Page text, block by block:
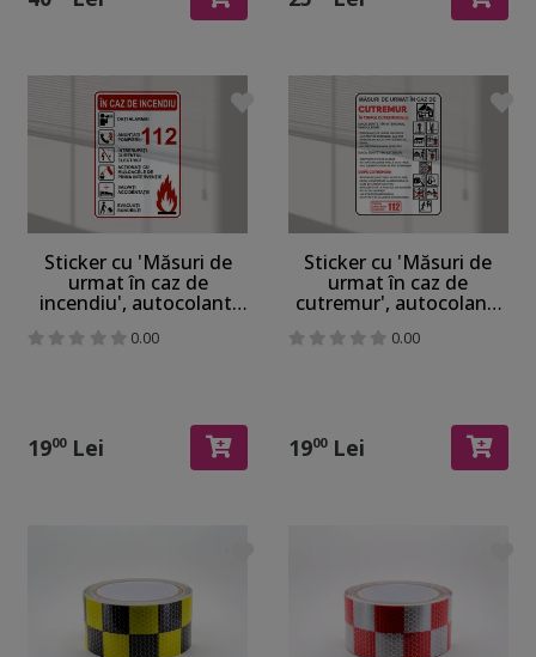
Sticker cu 'Măsuri de
urmat în caz de
incendiu', autocolant,
0.00
1900Lei
Sticker cu 'Măsuri de
urmat în caz de
cutremur', autocolant,
mm
0.00
1900Lei